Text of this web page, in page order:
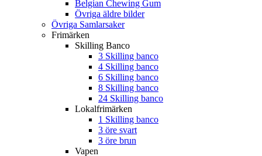
Belgian Chewing Gum
Övriga äldre bilder
Övriga Samlarsaker
Frimärken
Skilling Banco
3 Skilling banco
4 Skilling banco
6 Skilling banco
8 Skilling banco
24 Skilling banco
Lokalfrimärken
1 Skilling banco
3 öre svart
3 öre brun
Vapen